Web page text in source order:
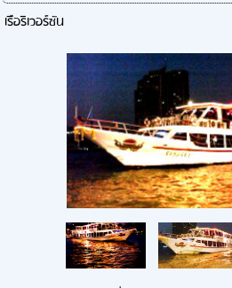
เรือริเวอร์ซัน